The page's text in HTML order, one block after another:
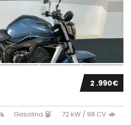
2 .990€
Gasolina
72 kW / 98 CV